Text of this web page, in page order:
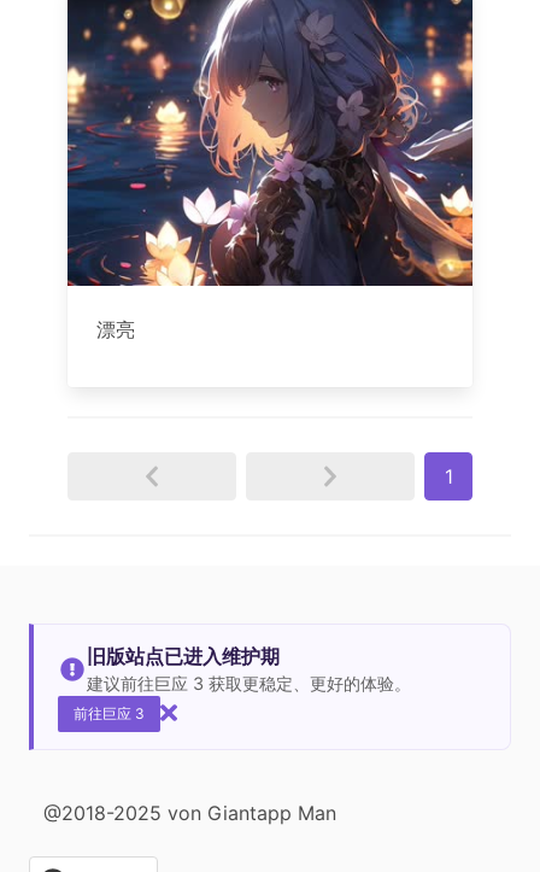
漂亮
1
旧版站点已进入维护期
建议前往巨应 3 获取更稳定、更好的体验。
前往巨应 3
@2018-2025 von Giantapp Man